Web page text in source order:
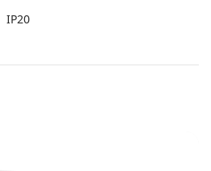
IP20